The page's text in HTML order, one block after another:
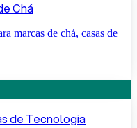
Chá
marcas de chá, casas de
de Tecnologia